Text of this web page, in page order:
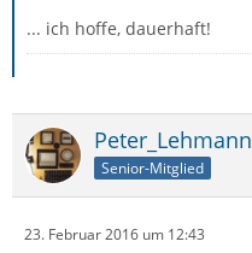
... ich hoffe, dauerhaft!
Peter_Lehmann
Senior-Mitglied
23. Februar 2016 um 12:43